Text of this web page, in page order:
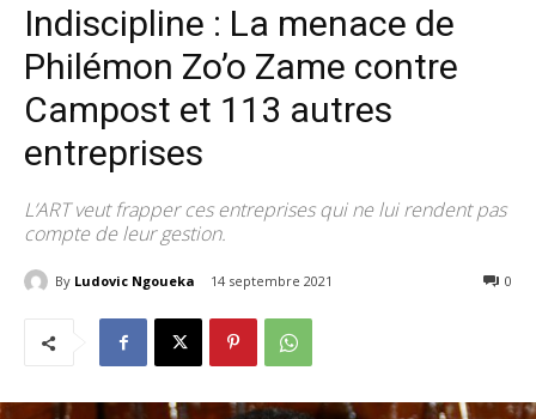
Indiscipline : La menace de
Philémon Zo’o Zame contre
Campost et 113 autres
entreprises
L’ART veut frapper ces entreprises qui ne lui rendent pas
compte de leur gestion.
By Ludovic Ngoueka 14 septembre 2021 0